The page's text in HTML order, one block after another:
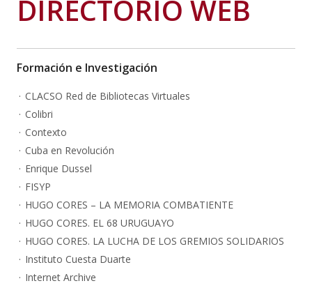
DIRECTORIO WEB
Formación e Investigación
CLACSO Red de Bibliotecas Virtuales
Colibri
Contexto
Cuba en Revolución
Enrique Dussel
FISYP
HUGO CORES – LA MEMORIA COMBATIENTE
HUGO CORES. EL 68 URUGUAYO
HUGO CORES. LA LUCHA DE LOS GREMIOS SOLIDARIOS
Instituto Cuesta Duarte
Internet Archive